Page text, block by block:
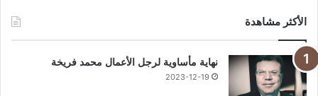
الأكثر مشاهدة
نهاية مأساوية لرجل الأعمال محمد فريخة
2023-12-19